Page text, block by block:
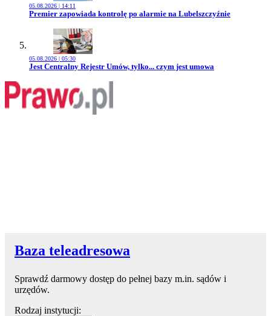
05.08.2026 | 14:11
Przejdź do artykułu:
Premier zapowiada kontrolę po alarmie na Lubelszczyźnie
05.08.2026 | 05:30
Przejdź do artykułu:
Jest Centralny Rejestr Umów, tylko... czym jest umowa
Baza teleadresowa
Sprawdź darmowy dostęp do pełnej bazy m.in. sądów i
urzędów.
Rodzaj instytucji: